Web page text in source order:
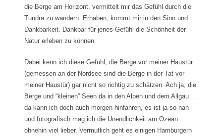
die Berge am Horizont, vermittelt mir das Gefühl durch die
Tundra zu wandern. Erhaben, kommt mir in den Sinn und
Dankbarkeit. Dankbar für jenes Gefühl die Schönheit der
Natur erleben zu können.
Dabei kenn ich diese Gefühl, die Berge vor meiner Haustür
(gemessen an der Nordsee sind die Berge in der Tat vor
meiner Haustür) gar nicht so richtig zu schätzen. Ach ja, die
Berge und “kleinen” Seen da in den Alpen und dem Allgäu…
da kann ich doch auch morgen hinfahren, es ist ja so nah
und fotografisch mag ich die Unendlichkeit am Ozean
ohnehin viel lieber. Vermutlich geht es einigen Hamburgern